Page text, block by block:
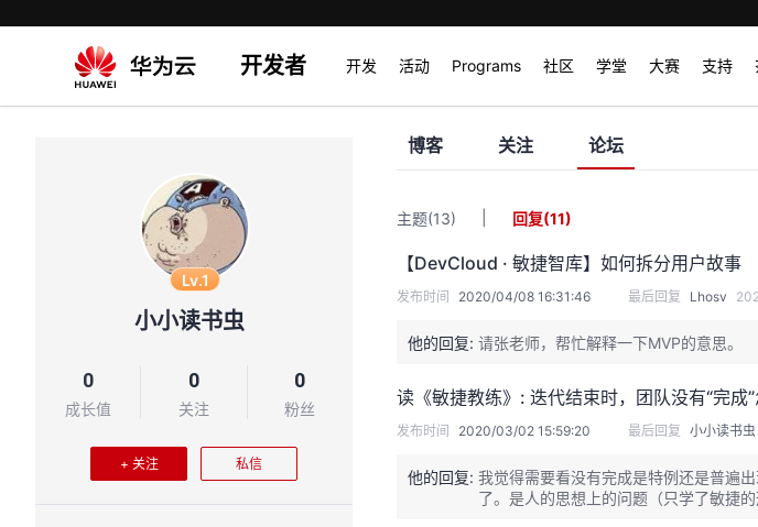
开发者 开发 活动 Programs 社区 学堂 大赛 支持
Lv.1
小小读书虫
0
成长值
0
关注
0
粉丝
+ 关注 私信
博客 关注 论坛
主题(13) 回复(11)
【DevCloud · 敏捷智库】如何拆分用户故事
发布时间 2020/04/08 16:31:46 最后回复 Lhosv
他的回复: 请张老师，帮忙解释一下MVP的意思。
读《敏捷教练》: 迭代结束时，团队没有“完成”
发布时间 2020/03/02 15:59:20 最后回复 小小读书虫
他的回复: 我觉得需要看没有完成是特例还是普遍
了。是人的思想上的问题（只学了敏捷